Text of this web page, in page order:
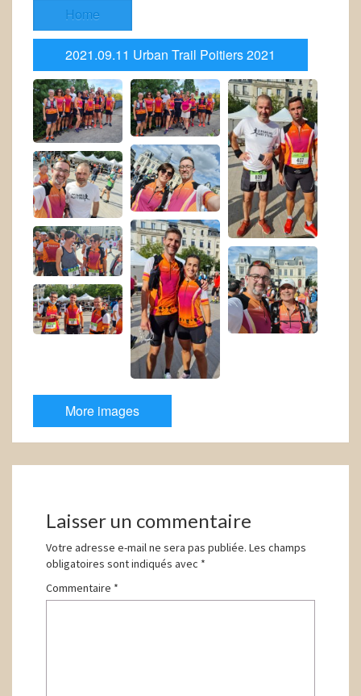
Home
2021.09.11 Urban Trail Poitiers 2021
More images
Laisser un commentaire
Votre adresse e-mail ne sera pas publiée. Les champs
obligatoires sont indiqués avec *
Commentaire *